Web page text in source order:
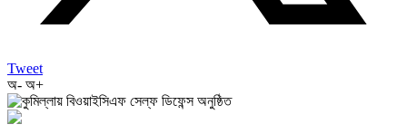
Tweet
অ- অ+